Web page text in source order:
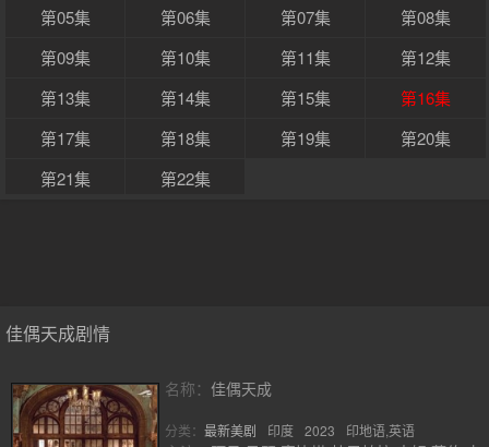
第05集
第06集 第07集
第08集
第09集
第10集 第11集
第12集
第13集
第14集 第15集
第16集
第17集
第18集 第19集
第20集
第21集
第22集
佳偶天成剧情
名称： 佳偶天成
分类： 最新美剧 印度 2023 印地语,英语